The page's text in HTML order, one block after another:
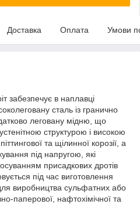
Доставка Оплата Умови
забезпечує в наплавці
сталь із гранично
леговану мідню, що
структурою і високою
та щілинної корозії, а
під напругою, які
присадкових дротів
під час виготовлення
виробництва сульфатних або
паперової, нафтохімічної та